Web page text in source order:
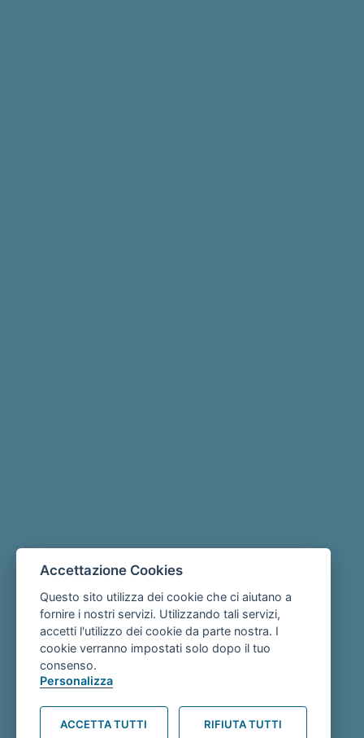
Accettazione Cookies
Questo sito utilizza dei cookie che ci aiutano a
fornire i nostri servizi. Utilizzando tali servizi,
accetti l'utilizzo dei cookie da parte nostra. I
cookie verranno impostati solo dopo il tuo
consenso.
Personalizza
ACCETTA TUTTI RIFIUTA TUTTI